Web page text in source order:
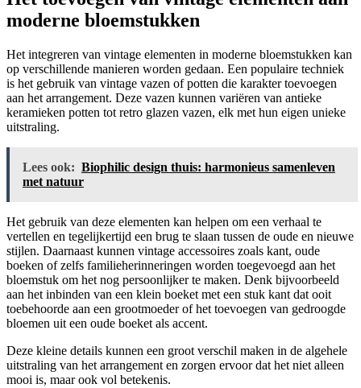
moderne bloemstukken
Het integreren van vintage elementen in moderne bloemstukken kan
op verschillende manieren worden gedaan. Een populaire techniek
is het gebruik van vintage vazen of potten die karakter toevoegen
aan het arrangement. Deze vazen kunnen variëren van antieke
keramieken potten tot retro glazen vazen, elk met hun eigen unieke
uitstraling.
Lees ook: Biophilic design thuis: harmonieus samenleven
met natuur
Het gebruik van deze elementen kan helpen om een verhaal te
vertellen en tegelijkertijd een brug te slaan tussen de oude en nieuwe
stijlen. Daarnaast kunnen vintage accessoires zoals kant, oude
boeken of zelfs familieherinneringen worden toegevoegd aan het
bloemstuk om het nog persoonlijker te maken. Denk bijvoorbeeld
aan het inbinden van een klein boeket met een stuk kant dat ooit
toebehoorde aan een grootmoeder of het toevoegen van gedroogde
bloemen uit een oude boeket als accent.
Deze kleine details kunnen een groot verschil maken in de algehele
uitstraling van het arrangement en zorgen ervoor dat het niet alleen
mooi is, maar ook vol betekenis.